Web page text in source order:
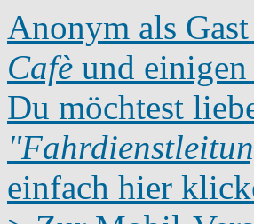
Anonym als
Cafè und
Du möchtest
einfach hier